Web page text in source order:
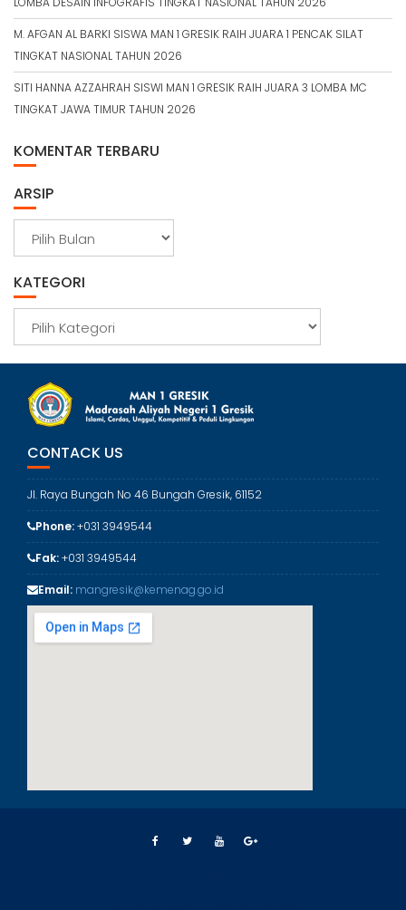
M. AFGAN AL BARKI SISWA MAN 1 GRESIK RAIH JUARA 1 PENCAK SILAT
TINGKAT NASIONAL TAHUN 2026
SITI HANNA AZZAHRAH SISWI MAN 1 GRESIK RAIH JUARA 3 LOMBA MC
TINGKAT JAWA TIMUR TAHUN 2026
KOMENTAR TERBARU
ARSIP
i
KATEGORI
t
CONTACK US
Jl. Raya Bungah No 46 Bungah Gresik, 61152
Phone:+031 3949544
Fak:+031 3949544
Email: mangresik@kemenag.go.id